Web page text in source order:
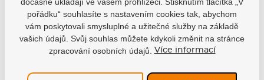
Není skladem
4 299 Kč
3 869 Kč
8.0, BA26
EAN: 688698455762
3 869 Kč
pořádku“ souhlasíte s nastavením cookies tak, abychom
vám poskytovali smysluplné a užitečné služby na základě
vašich údajů. Svůj souhlas můžete kdykoli změnit na stránce
zpracování osobních údajů.
Více informací